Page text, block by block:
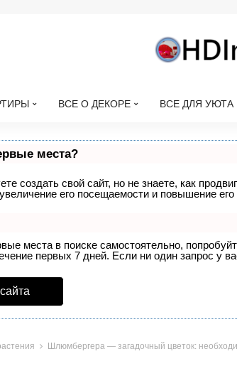
ВСЕ О ДЕКОРЕ ВСЕ ДЛЯ УЮТА
места?
создать свой сайт, но не знаете, как
его посещаемости и повышение
места в поиске самостоятельно,
первых 7 дней. Если ни один запрос у
Шлюмбергера — загадочный цветок: